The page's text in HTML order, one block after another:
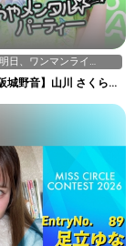
明日、ワンマンライ
ブ！！！
城野音】山川 さくら🍀